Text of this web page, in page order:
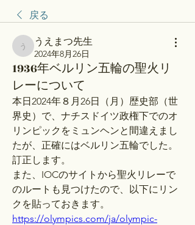
戻る
うえまつ先生
うえまつ先生
2024年8月26日
1936年ベルリン五輪の聖火リ
レーについて
本日2024年８月26日（月）歴史部（世
界史）で、ナチスドイツ政権下でのオ
リンピックをミュンヘンと間違えまし
たが、正確にはベルリン五輪でした。
訂正します。
また、IOCのサイトから聖火リレーで
のルートも見つけたので、以下にリン
クを貼っておきます。
https://olympics.com/ja/olympic-